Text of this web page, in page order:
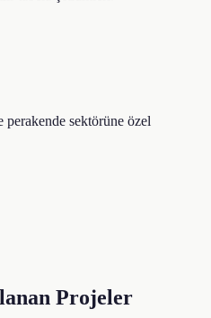
perakende sektörüne özel
Projeler